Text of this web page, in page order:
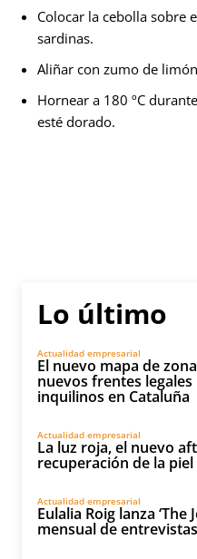
Colocar la cebolla sobre
sardinas.
Aliñar con zumo de
Hornear a 180 ºC
esté dorado.
Lo último
Actualidad empresarial
El nuevo mapa de
nuevos frentes
inquilinos en Cataluña
Actualidad empresarial
La luz roja, el nuevo
recuperación de la
Actualidad empresarial
Eulalia Roig lanza
mensual de